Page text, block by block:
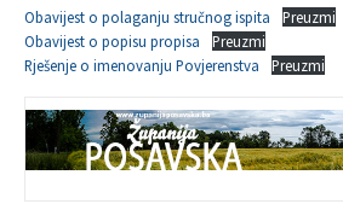
Obavijest o polaganju stručnog ispita
Preuzmi
Obavijest o popisu propisa
Preuzmi
Rješenje o imenovanju Povjerenstva
Preuzmi